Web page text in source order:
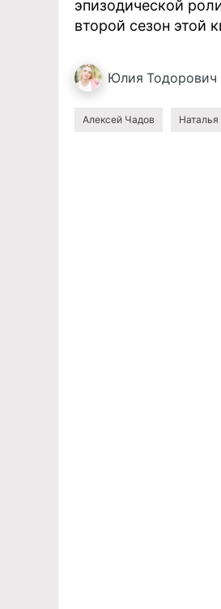
эпизодической
второй сезон этой
Юлия Тодорович
Алексей Чадов